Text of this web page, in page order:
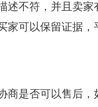
述不符，并且卖
家可以保留证据
商是否可以售后